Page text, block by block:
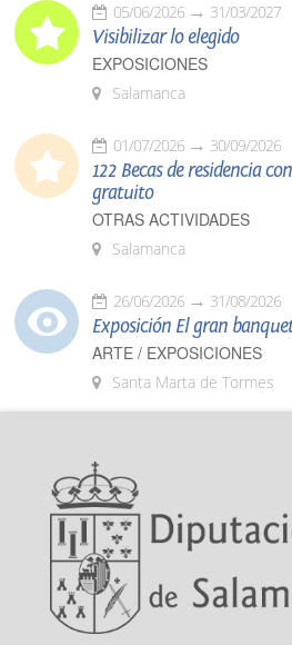
05/06/2026 31/03/2027
Visibilizar lo elegido
EXPOSICIONES
Salamanca
01/07/2026 30/09/2026
122 Becas de residencia
gratuito
OTRAS ACTIVIDADES
Salamanca
26/06/2026 31/08/2026
Exposición El gran
ARTE / EXPOSICIONES
Santa Marta de Tormes